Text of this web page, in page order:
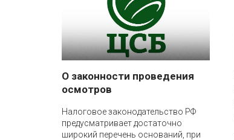
О законности проведения
осмотров
Налоговое законодательство РФ
предусматривает достаточно
широкий перечень оснований, при